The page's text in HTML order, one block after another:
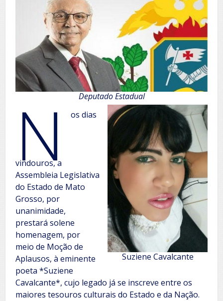
Deputado Estadual
Suziene Cavalcante
N os dias
vindouros, a
Assembleia Legislativa
do Estado de Mato
Grosso, por
unanimidade,
prestará solene
homenagem, por
meio de Moção de
Aplausos, à eminente
poeta *Suziene
Cavalcante*, cujo legado já se inscreve entre os
maiores tesouros culturais do Estado e da Nação.